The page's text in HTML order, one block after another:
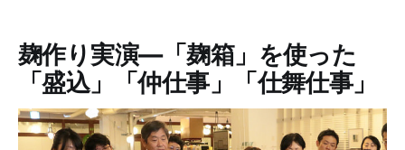
麹作り実演―「麹箱」を使った
「盛込」「仲仕事」「仕舞仕事」